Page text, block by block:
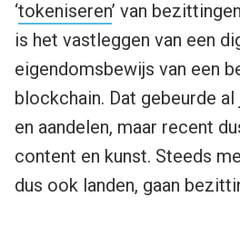
‘tokeniseren’ van
is het vastleggen van een
eigendomsbewijs van een
blockchain. Dat gebeurde
en aandelen, maar recent
content en kunst. Steeds
dus ook landen, gaan